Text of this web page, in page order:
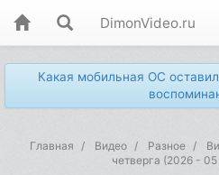
DimonVideo.ru
Какая мобильная ОС
Главная Видео Разное
четверга (2026 -